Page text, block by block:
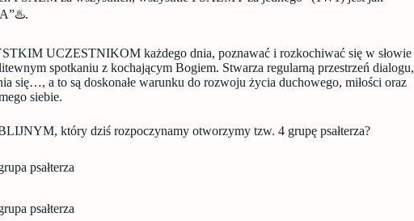
UCZESTNIKOM każdego dnia, poznawać i rozkochiwać się w słowie
spotkaniu z kochającym Bogiem. Stwarza regularną przestrzeń dialogu,
się…, a to są doskonałe warunku do rozwoju życia duchowego, miłości oraz
siebie.
który dziś rozpoczynamy otworzymy tzw. 4 grupę psałterza?
psałterza
psałterza